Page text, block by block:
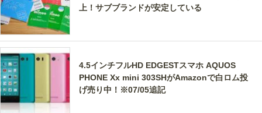
上！サブブランドが安定している
4.5インチフルHD EDGESTスマホ AQUOS
PHONE Xx mini 303SHがAmazonで白ロム投
げ売り中！※07/05追記